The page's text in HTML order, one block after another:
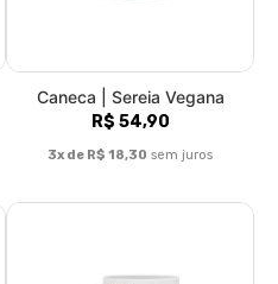
| Color
R$ 54,90
3x de R$ 18,30sem juros